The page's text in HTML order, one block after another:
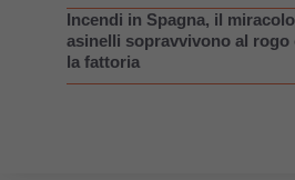
Incendi in Spagna, il
asinelli sopravvivono al
la fattoria